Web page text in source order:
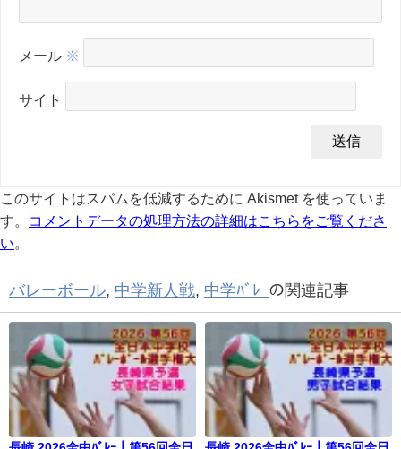
メール ※
サイト
このサイトはスパムを低減するために Akismet を使っていま
す。
コメントデータの処理方法の詳細はこちらをご覧くださ
い
バレーボール, 中学新人戦, 中学ﾊﾞﾚｰの関連記事